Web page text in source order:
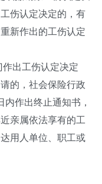
伤认定决定的，有
新作出的工伤认定
出工伤认定决定
的，社会保险行政
作出终止通知书，
亲属依法享有的工
用人单位、职工或